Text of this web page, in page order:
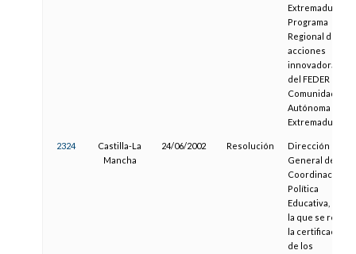
Extremadura:
Programa
Regional de
acciones
innovadoras
del FEDER en la
Comunidad
Autónoma de
Extremadura
2324
Castilla-La
Mancha
24/06/2002 Resolución
Dirección
General de
Coordinación y
Política
Educativa, por
la que se regula
la certificación
de los